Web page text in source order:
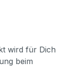
wird für Dich
beim